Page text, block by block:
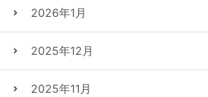
2026年1月
2025年12月
2025年11月